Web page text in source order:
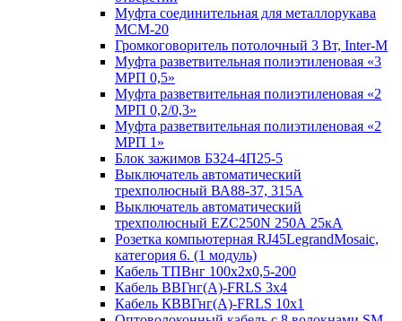
Муфта соединительная для металлорукава
МСМ-20
Громкоговоритель потолочный 3 Вт, Inter-M
Муфта разветвительная полиэтиленовая «3
МРП 0,5»
Муфта разветвительная полиэтиленовая «2
МРП 0,2/0,3»
Муфта разветвительная полиэтиленовая «2
МРП 1»
Блок зажимов БЗ24-4П25-5
Выключатель автоматический
трехполюсный ВА88-37, 315А
Выключатель автоматический
трехполюсный EZC250N 250А 25кА
Розетка компьютерная RJ45LegrandMosaic,
категория 6. (1 модуль)
Кабель ТПВнг 100х2х0,5-200
Кабель ВВГнг(А)-FRLS 3х4
Кабель КВВГнг(А)-FRLS 10х1